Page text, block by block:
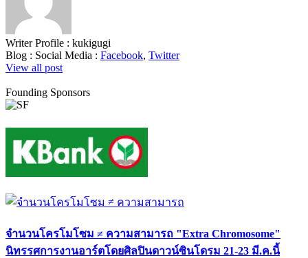
Writer Profile : kukigugi
Blog : Social Media : Facebook, Twitter
View all post
Founding Sponsors
จำนวนโครโมโซม ≠ ความสามารถ "Extra Chromosome"
นิทรรศการงานอาร์ตโดยศิลปินดาวน์ซินโดรม 21-23 มี.ค.นี้